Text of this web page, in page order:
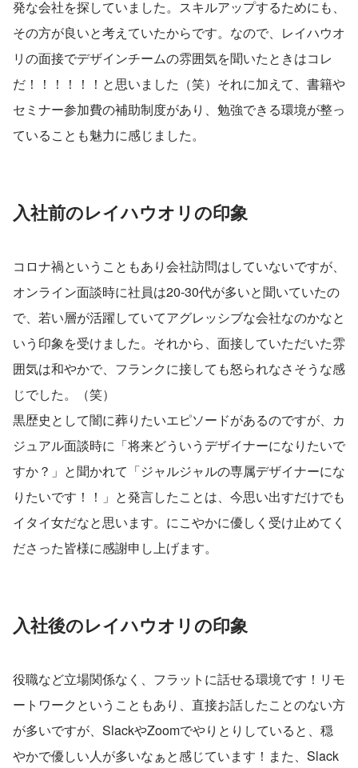
発な会社を探していました。スキルアップするためにも、
その方が良いと考えていたからです。なので、レイハウオ
リの面接でデザインチームの雰囲気を聞いたときはコレ
だ！！！！！！と思いました（笑）それに加えて、書籍や
セミナー参加費の補助制度があり、勉強できる環境が整っ
ていることも魅力に感じました。
入社前のレイハウオリの印象
コロナ禍ということもあり会社訪問はしていないですが、
オンライン面談時に社員は20-30代が多いと聞いていたの
で、若い層が活躍していてアグレッシブな会社なのかなと
いう印象を受けました。それから、面接していただいた雰
囲気は和やかで、フランクに接しても怒られなさそうな感
じでした。（笑）
黒歴史として闇に葬りたいエピソードがあるのですが、カ
ジュアル面談時に「将来どういうデザイナーになりたいで
すか？」と聞かれて「ジャルジャルの専属デザイナーにな
りたいです！！」と発言したことは、今思い出すだけでも
イタイ女だなと思います。にこやかに優しく受け止めてく
ださった皆様に感謝申し上げます。
入社後のレイハウオリの印象
役職など立場関係なく、フラットに話せる環境です！リモ
ートワークということもあり、直接お話したことのない方
が多いですが、SlackやZoomでやりとりしていると、穏
やかで優しい人が多いなぁと感じています！また、Slack